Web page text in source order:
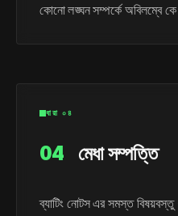
কোনো লঙ্ঘন সম্পর্কে অবিলম্বে কে
ধারা ০৪
04 মেধা সম্পত্তি
ব্যাটিং নোটস এর সমস্ত